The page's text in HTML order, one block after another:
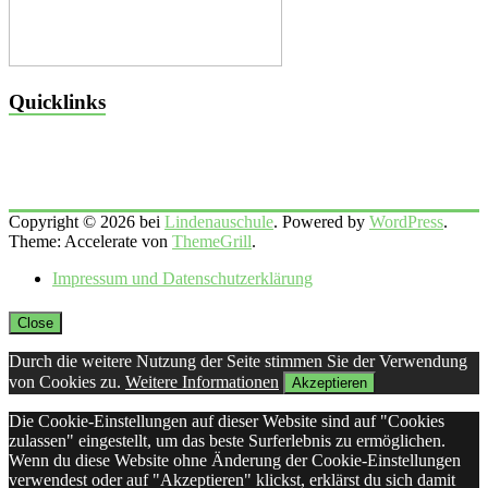
Quicklinks
Copyright © 2026 bei Lindenauschule. Powered by WordPress.
Theme: Accelerate von ThemeGrill.
Impressum und Datenschutzerklärung
Close
Durch die weitere Nutzung der Seite stimmen Sie der Verwendung
von Cookies zu. Weitere Informationen Akzeptieren
Die Cookie-Einstellungen auf dieser Website sind auf "Cookies
zulassen" eingestellt, um das beste Surferlebnis zu ermöglichen.
Wenn du diese Website ohne Änderung der Cookie-Einstellungen
verwendest oder auf "Akzeptieren" klickst, erklärst du sich damit